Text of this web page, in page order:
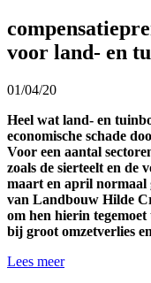
voor land- en
01/04/20
Heel wat land- en
economische schade
Voor een aantal
zoals de sierteelt en de
maart en april normaal
van Landbouw Hilde
om hen hierin
bij groot omzetverlies
Lees meer